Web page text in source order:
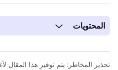
المحتويات
تحذير المخاطر: يتم توفير هذا المقال